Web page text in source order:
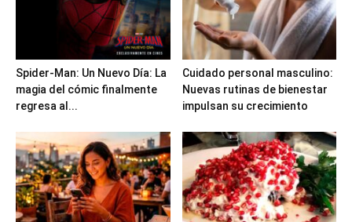
Spider-Man: Un Nuevo Día: La
magia del cómic finalmente
regresa al...
Cuidado personal masculino:
Nuevas rutinas de bienestar
impulsan su crecimiento